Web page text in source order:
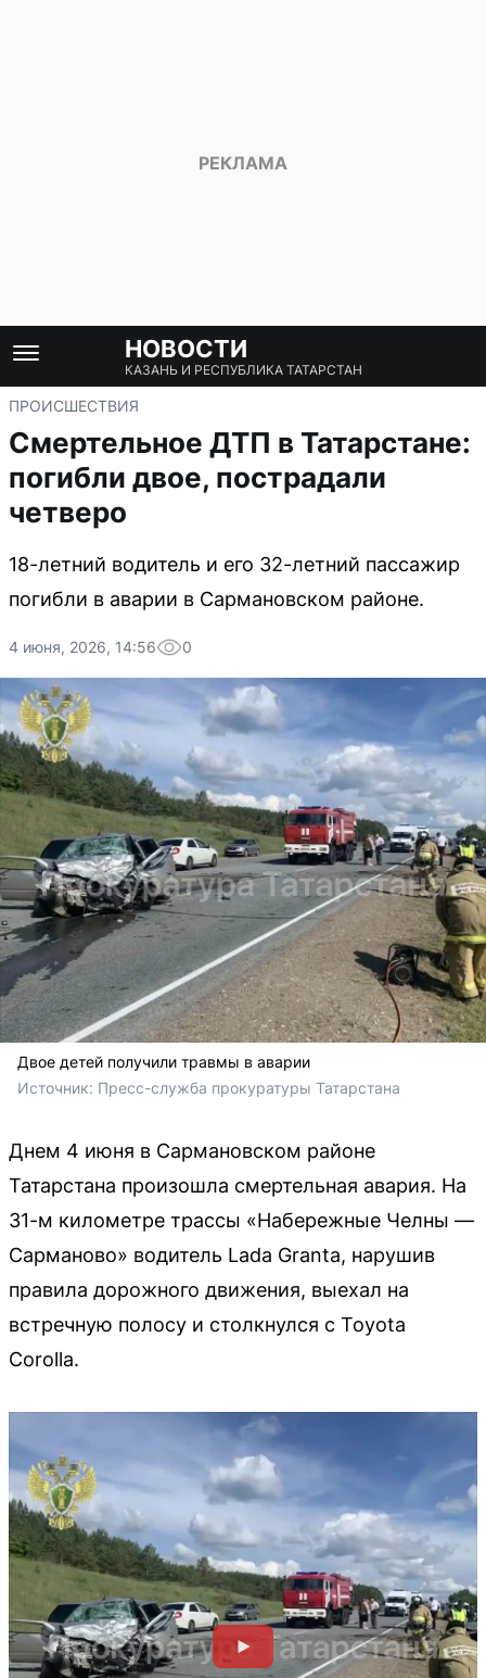
НОВОСТИ
КАЗАНЬ И РЕСПУБЛИКА ТАТАРСТАН
ПРОИСШЕСТВИЯ
Смертельное ДТП в Татарстане:
погибли двое, пострадали
четверо
18-летний водитель и его 32-летний пассажир
погибли в аварии в Сармановском районе.
4 июня, 2026, 14:56 0
Двое детей получили травмы в аварии
Источник: Пресс-служба прокуратуры Татарстана
Днем 4 июня в Сармановском районе
Татарстана произошла смертельная авария. На
31-м километре трассы «Набережные Челны —
Сарманово» водитель Lada Granta, нарушив
правила дорожного движения, выехал на
встречную полосу и столкнулся с Toyota
Corolla.